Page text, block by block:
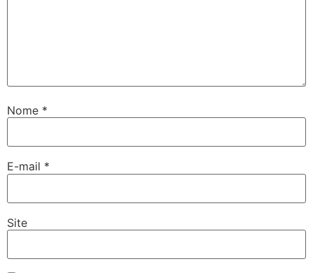
Nome *
E-mail *
Site